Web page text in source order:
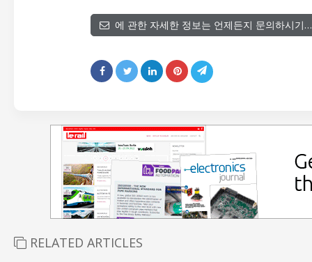
에 관한 자세한 정보는 언제든지 문의하시기…
RELATED ARTICLES